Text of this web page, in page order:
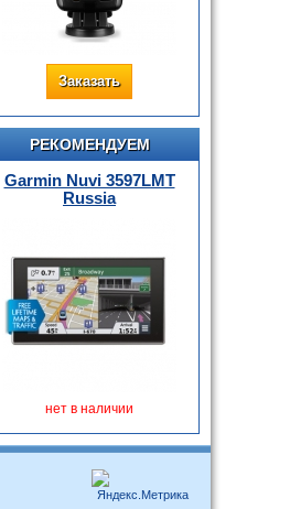
Заказать
РЕКОМЕНДУЕМ
Garmin Nuvi 3597LMT
Russia
нет в наличии